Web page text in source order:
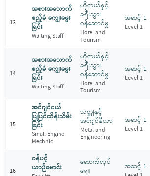
13
အစားအသောက်
ဧည့်ခံ ကျွေးမွေး
ခြင်း
Waiting Staff
ဟိုတယ်နှင့်
ခရီးသွား
ဝန်ဆောင်မှု
Hotel and
Tourism
အဆင့် 1
Level 1
14
အစားအသောက်
ဧည့်ခံ ကျွေးမွေး
ခြင်း
Waiting Staff
ဟိုတယ်နှင့်
ခရီးသွား
ဝန်ဆောင်မှု
Hotel and
Tourism
အဆင့် 1
Level 1
15
အင်ဂျင်ငယ်
ပြုပြင်ထိန်းသိမ်း
ခြင်း
Small Engine
Mechnic
သတ္တုနှင့်
အင်ဂျင်နီယာ
Metal and
Engineering
အဆင့် 1
Level 1
16
ဝန်ပင့်
ယာဉ်မောင်း
ဆောက်လုပ်
ရေး
အဆင့် 1